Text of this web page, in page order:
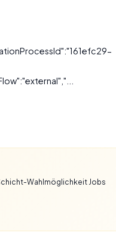
Wahlmöglichkeit Jobs